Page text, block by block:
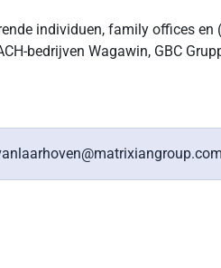
individuen, family offices en
bedrijven Wagawin, GBC